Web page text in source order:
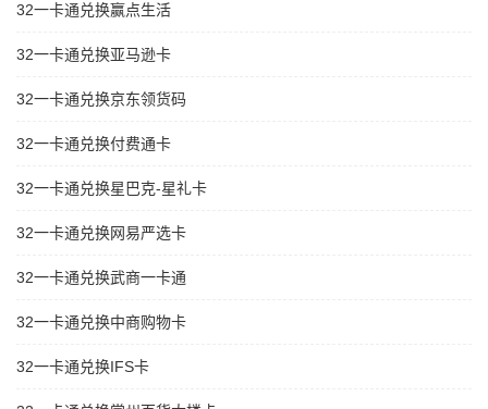
32一卡通兑换赢点生活
32一卡通兑换亚马逊卡
32一卡通兑换京东领货码
32一卡通兑换付费通卡
32一卡通兑换星巴克-星礼卡
32一卡通兑换网易严选卡
32一卡通兑换武商一卡通
32一卡通兑换中商购物卡
32一卡通兑换IFS卡